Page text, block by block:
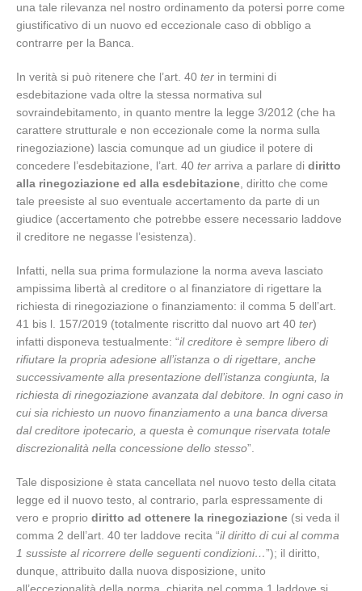
una tale rilevanza nel nostro ordinamento da potersi porre come
giustificativo di un nuovo ed eccezionale caso di obbligo a
contrarre per la Banca.
In verità si può ritenere che l’art. 40 ter in termini di
esdebitazione vada oltre la stessa normativa sul
sovraindebitamento, in quanto mentre la legge 3/2012 (che ha
carattere strutturale e non eccezionale come la norma sulla
rinegoziazione) lascia comunque ad un giudice il potere di
concedere l’esdebitazione, l’art. 40 ter arriva a parlare di diritto
alla rinegoziazione ed alla esdebitazione , diritto che come
tale preesiste al suo eventuale accertamento da parte di un
giudice (accertamento che potrebbe essere necessario laddove
il creditore ne negasse l’esistenza).
Infatti, nella sua prima formulazione la norma aveva lasciato
ampissima libertà al creditore o al finanziatore di rigettare la
richiesta di rinegoziazione o finanziamento: il comma 5 dell’art.
41 bis l. 157/2019 (totalmente riscritto dal nuovo art 40 ter)
infatti disponeva testualmente: “il creditore è sempre libero di
rifiutare la propria adesione all’istanza o di rigettare, anche
successivamente alla presentazione dell’istanza congiunta, la
richiesta di rinegoziazione avanzata dal debitore. In ogni caso in
cui sia richiesto un nuovo finanziamento a una banca diversa
dal creditore ipotecario, a questa è comunque riservata totale
discrezionalità nella concessione dello stesso”.
Tale disposizione è stata cancellata nel nuovo testo della citata
legge ed il nuovo testo, al contrario, parla espressamente di
vero e proprio diritto ad ottenere la rinegoziazione (si veda il
comma 2 dell’art. 40 ter laddove recita “il diritto di cui al comma
1 sussiste al ricorrere delle seguenti condizioni…”); il diritto,
dunque, attribuito dalla nuova disposizione, unito